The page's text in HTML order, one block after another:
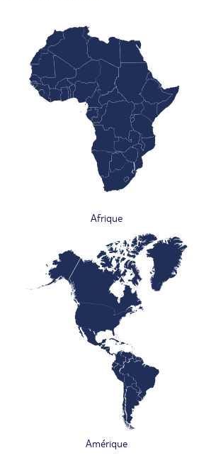
Afrique
Amérique